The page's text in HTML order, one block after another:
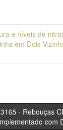
e níveis de
em Dois
-
com